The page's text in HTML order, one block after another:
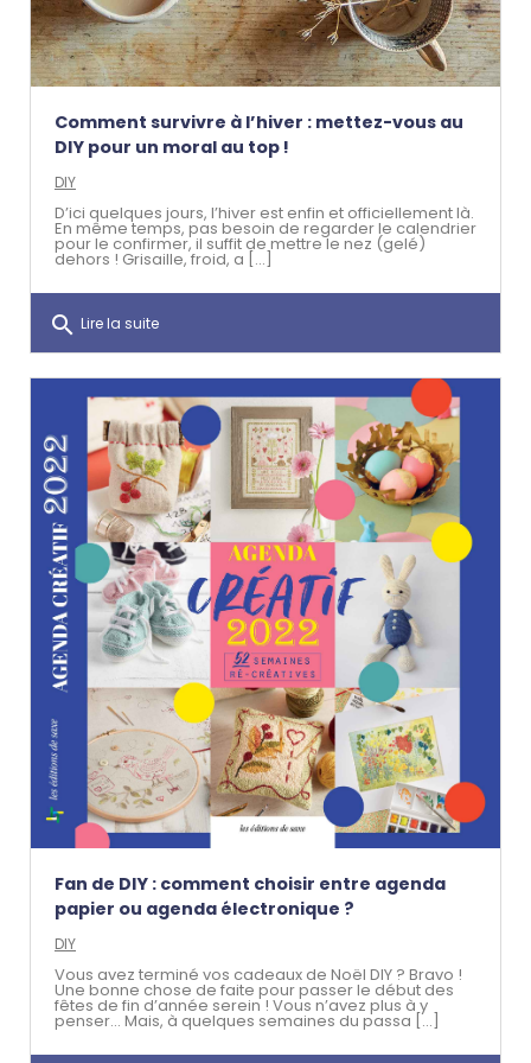
Comment survivre à l’hiver : mettez-vous au
DIY pour un moral au top !
DIY
D’ici quelques jours, l’hiver est enfin et officiellement là.
En même temps, pas besoin de regarder le calendrier
pour le confirmer, il suffit de mettre le nez (gelé)
dehors ! Grisaille, froid, a [...]
search Lire la suite
Fan de DIY : comment choisir entre agenda
papier ou agenda électronique ?
DIY
Vous avez terminé vos cadeaux de Noël DIY ? Bravo !
Une bonne chose de faite pour passer le début des
fêtes de fin d’année serein ! Vous n’avez plus à y
penser… Mais, à quelques semaines du passa [...]